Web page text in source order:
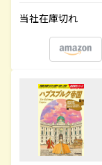
当社在庫切れ